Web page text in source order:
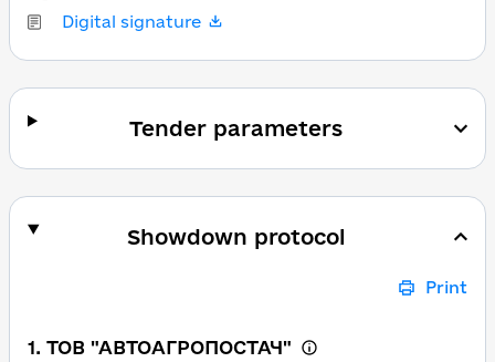
Digital signature
Tender parameters
Showdown protocol
Print
1. ТОВ "АВТОАГРОПОСТАЧ"